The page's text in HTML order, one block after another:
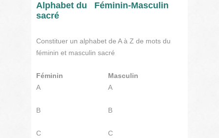
Alphabet du Féminin-Masculin
sacré
Constituer un alphabet de A à Z de mots du
féminin et masculin sacré
Féminin
Masculin
A
A
B B
C C